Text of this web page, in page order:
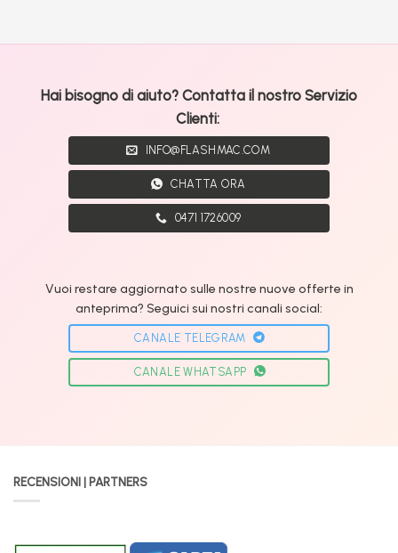
Hai bisogno di aiuto? Contatta il nostro Servizio
Clienti:
INFO@FLASHMAC.COM
CHATTA ORA
0471 1726009
Vuoi restare aggiornato sulle nostre nuove offerte in
anteprima? Seguici sui nostri canali social:
CANALE TELEGRAM
CANALE WHATSAPP
RECENSIONI | PARTNERS